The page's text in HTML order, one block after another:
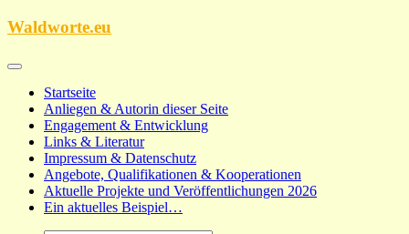
Zum
Waldworte.eu
Startseite
Anliegen & Autorin dieser Seite
Engagement & Entwicklung
Links & Literatur
Impressum & Datenschutz
Angebote, Qualifikationen & Kooperationen
Aktuelle Projekte und Veröffentlichungen 2026
Ein aktuelles Beispiel…